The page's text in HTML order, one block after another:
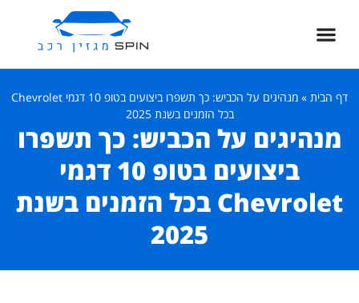
דף הבית »
מנהיגים על הכביש: כך תשפרו ביצועים בטופ 10 דגמי Chevrolet
בכל הזמנים בשנת 2025
מנהיגים על הכביש: כך תשפרו
ביצועים בטופ 10 דגמי
Chevrolet בכל הזמנים בשנת
2025